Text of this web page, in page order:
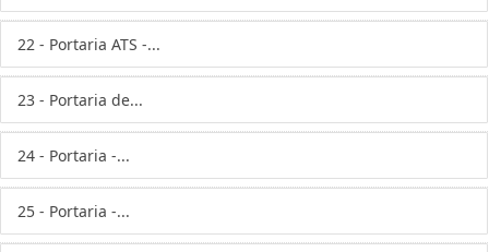
22 - Portaria ATS -...
23 - Portaria de...
24 - Portaria -...
25 - Portaria -...